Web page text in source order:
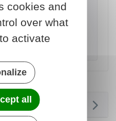
demande sur des
une
cookies and
over what
activate
all